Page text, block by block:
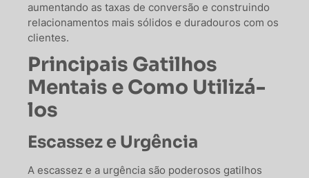
aumentando as taxas de conversão e construindo
relacionamentos mais sólidos e duradouros com os
clientes.
Principais Gatilhos
Mentais e Como Utilizá-
los
Escassez e Urgência
A escassez e a urgência são poderosos gatilhos